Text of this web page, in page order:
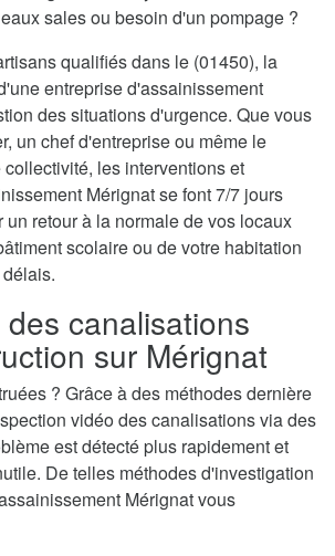
sales ou besoin d'un pompage ?
qualifiés dans le (01450), la
entreprise d'assainissement
des situations d'urgence. Que vous
un chef d'entreprise ou même le
les interventions et
Mérignat se font 7/7 jours
un retour à la normale de vos locaux
scolaire ou de votre habitation
canalisations
sur Mérignat
? Grâce à des méthodes dernière
vidéo des canalisations via des
est détecté plus rapidement et
De telles méthodes d'investigation
Mérignat vous